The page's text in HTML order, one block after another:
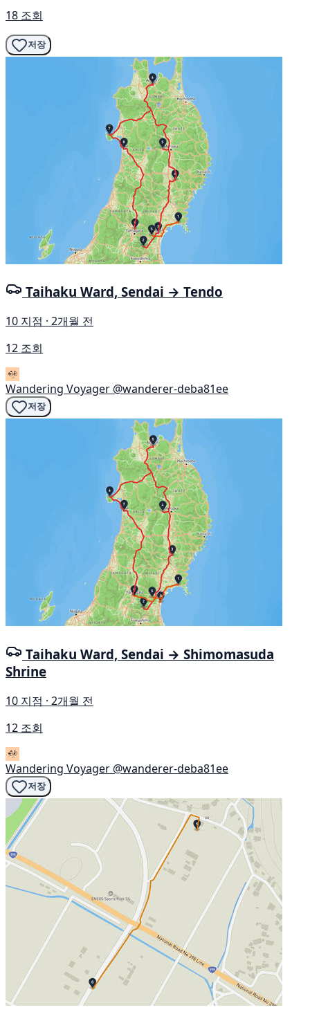
18 조회
저장
Taihaku Ward, Sendai → Tendo
10 지점 · 2개월 전
12 조회
Wandering Voyager @wanderer-deba81ee
저장
Taihaku Ward, Sendai → Shimomasuda
Shrine
10 지점 · 2개월 전
12 조회
Wandering Voyager @wanderer-deba81ee
저장